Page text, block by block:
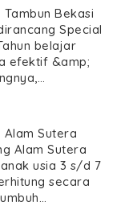
Bekasi
Special
belajar
efektif &amp;
Alam Sutera
Alam Sutera
usia 3 s/d 7
secara